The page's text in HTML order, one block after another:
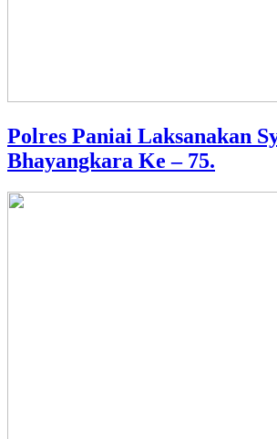
Polres Paniai Laksanakan
Bhayangkara Ke – 75.